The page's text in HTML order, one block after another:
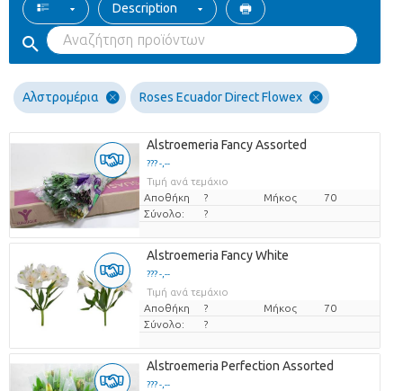
Description
Αλστρομέρια Roses Ecuador Direct Flowex
Alstroemeria Fancy Assorted
??? -,--
Τιμή ανά τεμάχιο
Αποθήκη
? Μήκος
70
Σύνολο:
?
Alstroemeria Fancy White
??? -,--
Τιμή ανά τεμάχιο
Αποθήκη
? Μήκος
70
Σύνολο:
?
Alstroemeria Perfection Assorted
??? -,--